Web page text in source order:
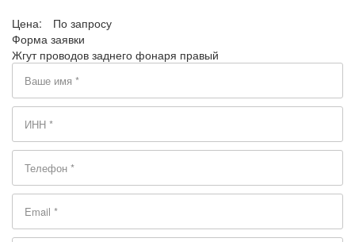
Цена:
По запросу
Форма заявки
Жгут проводов заднего фонаря правый